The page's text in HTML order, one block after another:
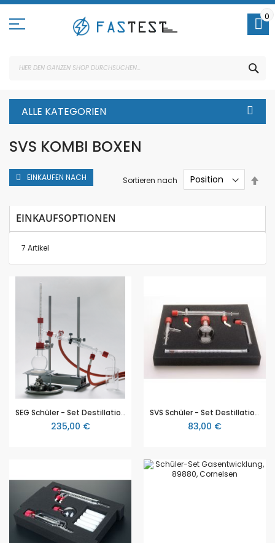
Direkt
Inhalt
0
ALLE KATEGORIEN
SVS KOMBI BOXEN
7 Artikel
Sortieren nach
SEG Schüler - Set Destillation, mit Stativmaterial, für eine Schülergruppe, mit Anleitung in Schaumstoffeinlage in Aufbewahrungsbox
235,00 €
SVS Schüler - Set Destillation, für eine Schülergruppe, mit Anleitung, in Schaumstoffeinlage und Aufbewahrungsbox, ohne Stativmaterial
83,00 €
EINKAUFEN NACH
EINKAUFSOPTIONEN